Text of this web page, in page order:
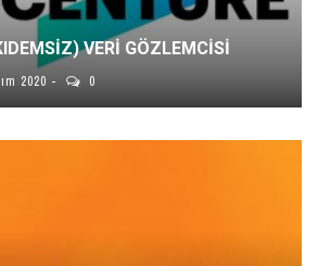
VERİ GÖZLEMCİSİ
2020 0